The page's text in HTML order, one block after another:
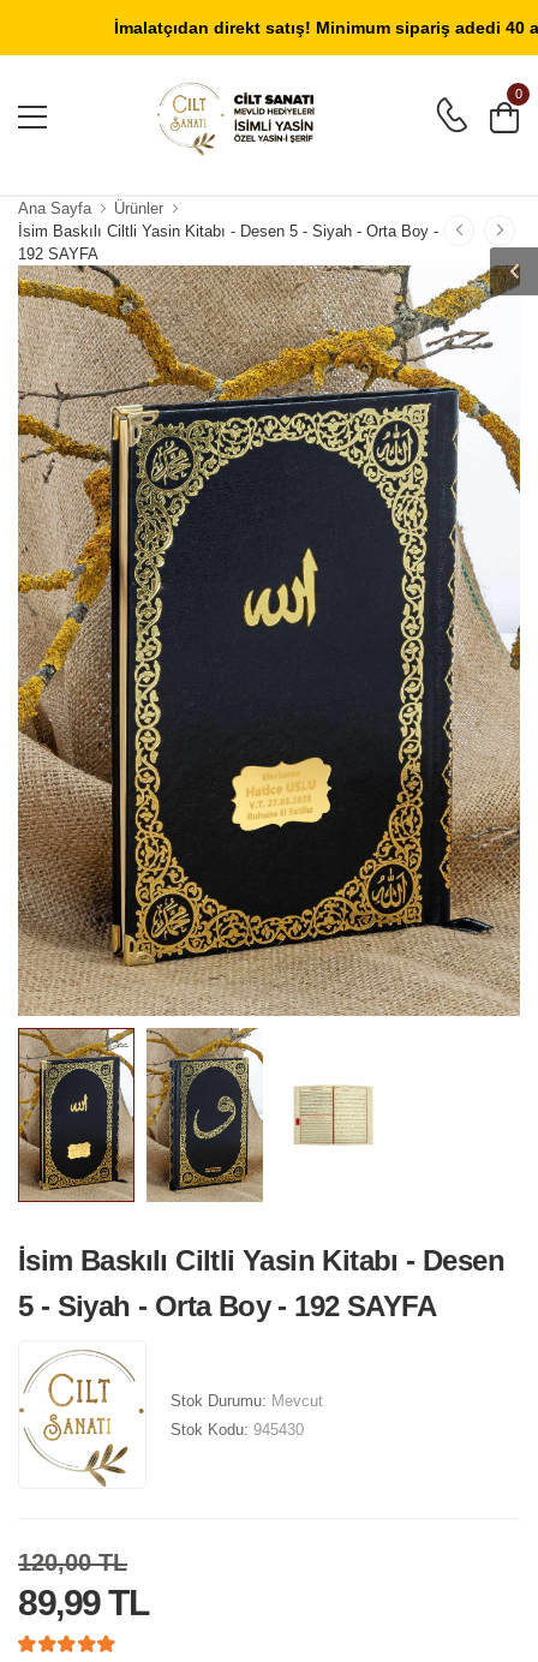
İmalatçıdan direkt satış! Minimum sipariş adedi 40
Giriş Yap / Üye Ol
0
Ana Sayfa
Ürünler
İsim Baskılı Ciltli Yasin Kitabı - Desen 5 - Siyah - Orta Boy -
192 SAYFA
İsim Baskılı Ciltli Yasin Kitabı - Desen
5 - Siyah - Orta Boy - 192 SAYFA
Stok Durumu: Mevcut
Stok Kodu: 945430
120,00 TL
89,99 TL